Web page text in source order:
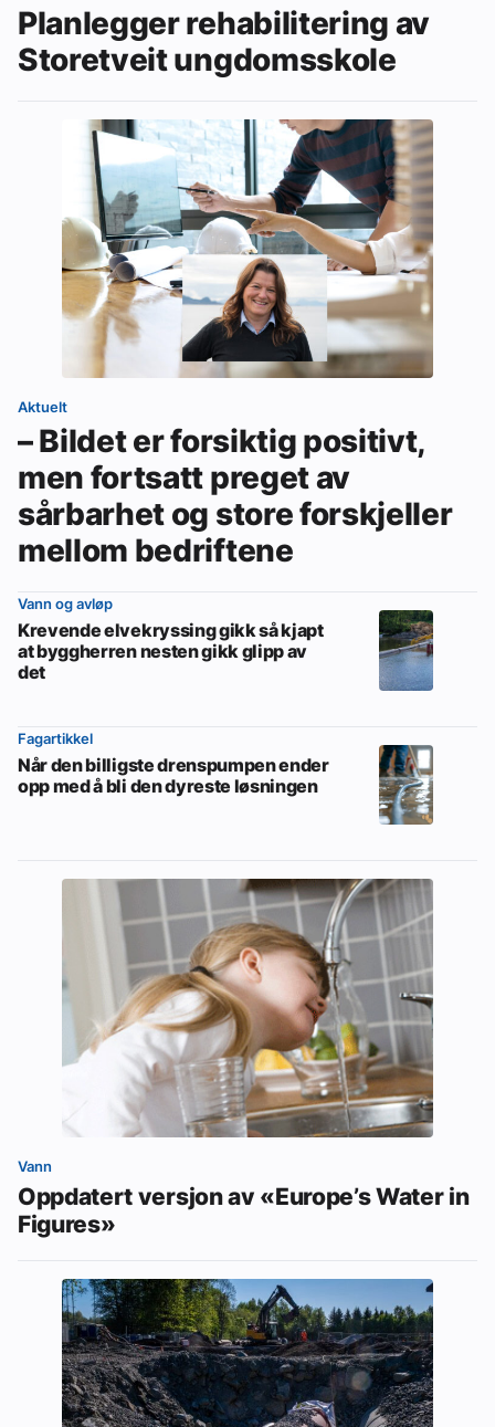
Planlegger rehabilitering av
Storetveit ungdomsskole
Aktuelt
– Bildet er forsiktig positivt,
men fortsatt preget av
sårbarhet og store forskjeller
mellom bedriftene
Vann og avløp
Krevende elvekryssing gikk så kjapt
at byggherren nesten gikk glipp av
det
Fagartikkel
Når den billigste drenspumpen ender
opp med å bli den dyreste løsningen
Vann
Oppdatert versjon av «Europe’s Water in
Figures»